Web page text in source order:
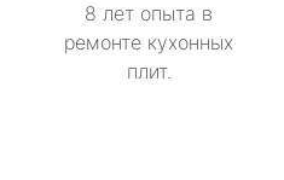
8 лет опыта в
ремонте кухонных
плит.